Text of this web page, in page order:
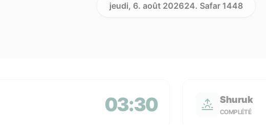
jeudi, 6. août 202624. Safar 1448
03:30 Shuruk
COMPLÉTÉ